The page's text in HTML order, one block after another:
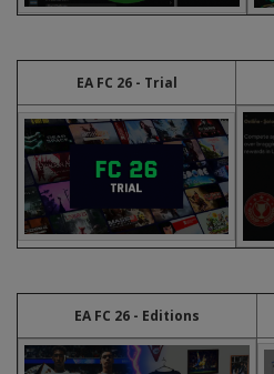
EA FC 26 - Trial
EA FC 26 - Editions